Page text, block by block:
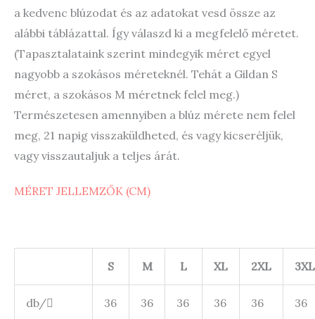
a kedvenc blúzodat és az adatokat vesd össze az
alábbi táblázattal. Így válaszd ki a megfelelő méretet.
(Tapasztalataink szerint mindegyik méret egyel
nagyobb a szokásos méreteknél. Tehát a Gildan S
méret, a szokásos M méretnek felel meg.)
Természetesen amennyiben a blúz mérete nem felel
meg, 21 napig visszaküldheted, és vagy kicseréljük,
vagy visszautaljuk a teljes árát.
MÉRET JELLEMZŐK (CM)
S M L XL 2XL 3XL
db/ 36 36 36 36 36 36